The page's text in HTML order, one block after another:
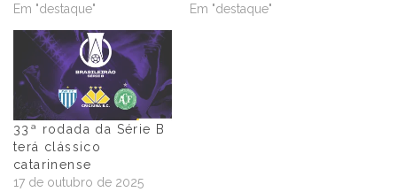
Em "destaque"
Em "destaque"
33ª rodada da Série B
terá clássico
catarinense
17 de outubro de 2025